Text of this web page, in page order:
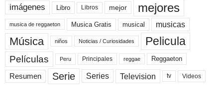
imágenes Libro Libros mejor mejores
musica de reggaeton Musica Gratis musical musicas
Música niños Noticias / Curiosidades Pelicula
Películas Peru Principales reggae Reggaeton
Resumen Serie Series Television tv Videos